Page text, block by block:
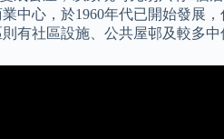
中心，於1960年代已開始發展
有社區設施、公共屋邨及較多中